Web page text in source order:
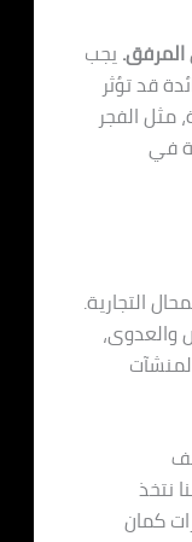
المرفق.يجب
قد تؤثر
مثل الفجر
في
التجارية.
والعدوى،
نتخذ
كمان